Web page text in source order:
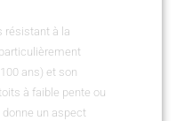
résistant à la
ans) et son
à faible pente ou
un aspect